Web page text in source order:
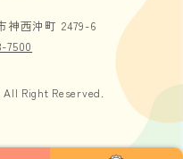
神西沖町 2479-6
7500
Right Reserved.